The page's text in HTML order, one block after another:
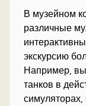
В музейном
различные
экскурсию
Например, вы
танков в